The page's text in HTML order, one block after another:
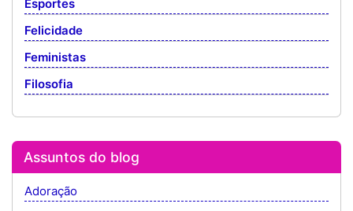
Esportes
Felicidade
Feministas
Filosofia
Assuntos do blog
Adoração